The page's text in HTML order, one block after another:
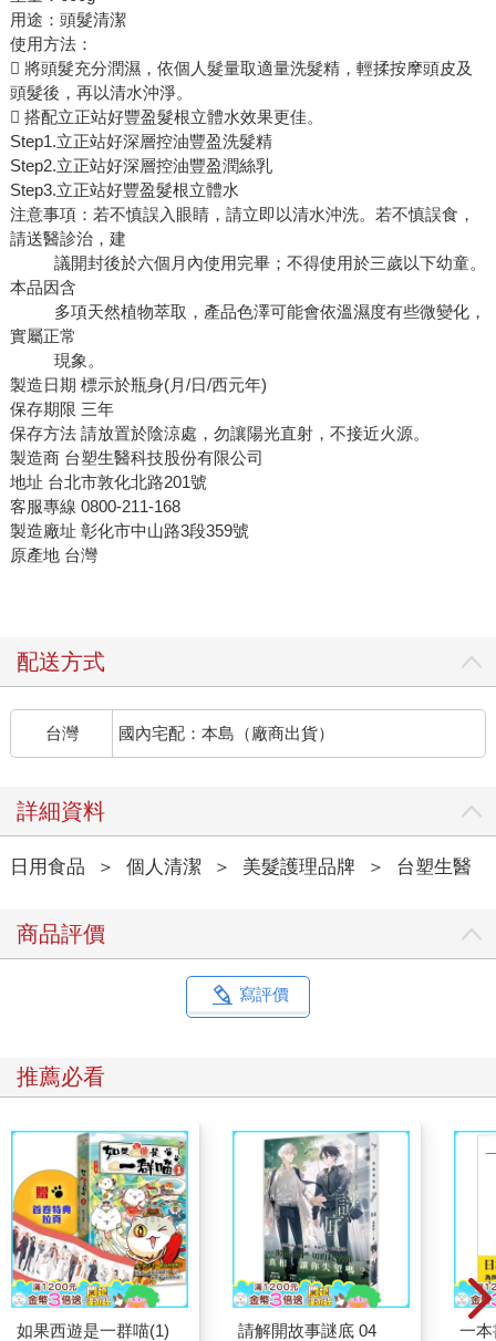
用途：頭髮清潔
使用方法：
 將頭髮充分潤濕，依個人髮量取適量洗髮精，輕揉按摩頭皮及
頭髮後，再以清水沖淨。
 搭配立正站好豐盈髮根立體水效果更佳。
Step1.立正站好深層控油豐盈洗髮精
Step2.立正站好深層控油豐盈潤絲乳
Step3.立正站好豐盈髮根立體水
注意事項：若不慎誤入眼睛，請立即以清水沖洗。若不慎誤食，
請送醫診治，建
議開封後於六個月內使用完畢；不得使用於三歲以下幼童。
本品因含
多項天然植物萃取，產品色澤可能會依溫濕度有些微變化，
實屬正常
現象。
製造日期 標示於瓶身(月/日/西元年)
保存期限 三年
保存方法 請放置於陰涼處，勿讓陽光直射，不接近火源。
製造商 台塑生醫科技股份有限公司
地址 台北市敦化北路201號
客服專線 0800-211-168
製造廠址 彰化市中山路3段359號
原產地 台灣
配送方式
台灣 國內宅配：本島（廠商出貨）
詳細資料
日用食品 ＞ 個人清潔 ＞ 美髮護理品牌 ＞ 台塑生醫
商品評價
寫評價
推薦必看
如果西遊是一群喵(1)
請解開故事謎底 04
一